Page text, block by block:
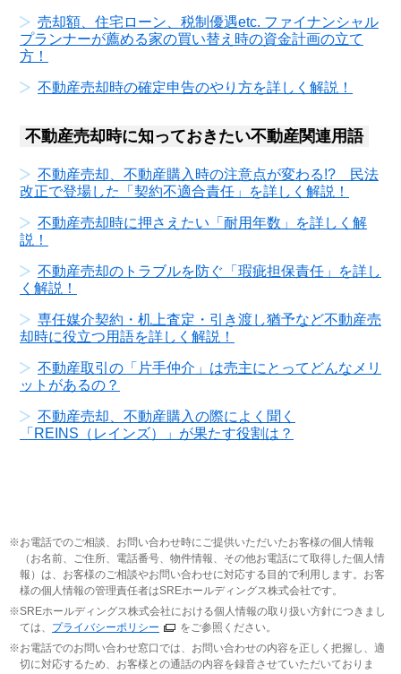
売却額、住宅ローン、税制優遇etc. ファイナンシャル
プランナーが薦める家の買い替え時の資金計画の立て
方！
不動産売却時の確定申告のやり方を詳しく解説！
不動産売却時に知っておきたい不動産関連用語
不動産売却、不動産購入時の注意点が変わる!? 民法
改正で登場した「契約不適合責任」を詳しく解説！
不動産売却時に押さえたい「耐用年数」を詳しく解
説！
不動産売却のトラブルを防ぐ「瑕疵担保責任」を詳し
く解説！
専任媒介契約・机上査定・引き渡し猶予など不動産売
却時に役立つ用語を詳しく解説！
不動産取引の「片手仲介」は売主にとってどんなメリ
ットがあるの？
不動産売却、不動産購入の際によく聞く
「REINS（レインズ）」が果たす役割は？
お電話でのご相談、お問い合わせ時にご提供いただいたお客様の個人情報
（お名前、ご住所、電話番号、物件情報、その他お電話にて取得した個人情
報）は、お客様のご相談やお問い合わせに対応する目的で利用します。お客
様の個人情報の管理責任者はSREホールディングス株式会社です。
SREホールディングス株式会社における個人情報の取り扱い方針につきまし
ては、 プライバシーポリシー
をご参照ください。
お電話でのお問い合わせ窓口では、お問い合わせの内容を正しく把握し、適
切に対応するため、お客様との通話の内容を録音させていただいておりま